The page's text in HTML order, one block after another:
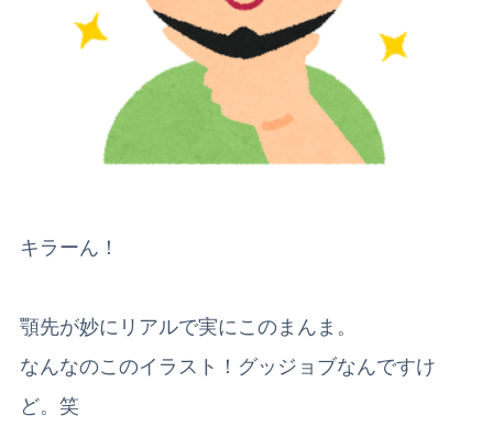
キラーん！
顎先が妙にリアルで実にこのまんま。
なんなのこのイラスト！グッジョブなんですけ
ど。笑